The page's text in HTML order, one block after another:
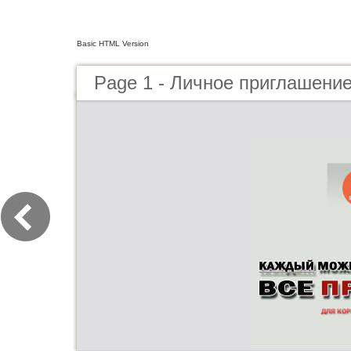
Basic HTML Version
Page 1 - Личное